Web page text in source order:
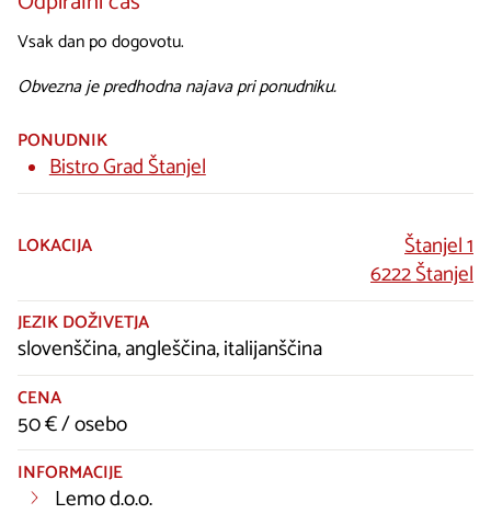
Vsak dan po dogovotu.
Obvezna je predhodna najava pri ponudniku.
PONUDNIK
Bistro Grad Štanjel
LOKACIJA
Štanjel 1
6222 Štanjel
JEZIK DOŽIVETJA
slovenščina, angleščina, italijanščina
CENA
50 € / osebo
INFORMACIJE
Lemo d.o.o.